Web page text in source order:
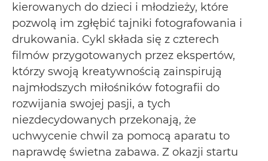
kierowanych do dzieci i młodzieży, które
pozwolą im zgłębić tajniki fotografowania i
drukowania. Cykl składa się z czterech
filmów przygotowanych przez ekspertów,
którzy swoją kreatywnością zainspirują
najmłodszych miłośników fotografii do
rozwijania swojej pasji, a tych
niezdecydowanych przekonają, że
uchwycenie chwil za pomocą aparatu to
naprawdę świetna zabawa. Z okazji startu